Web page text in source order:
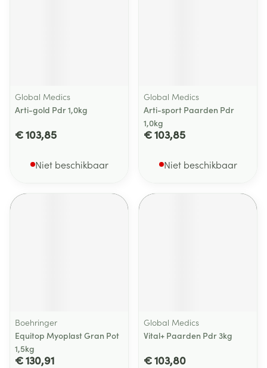
Global Medics
Arti-gold Pdr 1,0kg
€ 103,85
Niet beschikbaar
Global Medics
Arti-sport Paarden Pdr
1,0kg
€ 103,85
Niet beschikbaar
Boehringer
Equitop Myoplast Gran Pot
1,5kg
€ 130,91
Global Medics
Vital+ Paarden Pdr 3kg
€ 103,80